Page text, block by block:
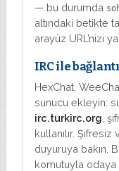
— bu durumda
altındaki betikte
arayüz URL’nizi
IRC ile bağlantı
HexChat,
sunucu ekleyin:
irc.turkirc.org ,
kullanılır.
duyuruya bakın.
komutuyla odaya